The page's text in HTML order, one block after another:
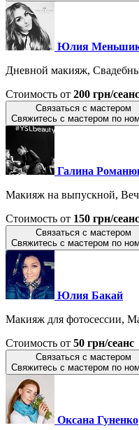
Юлия
Дневной макияж,
Стоимость от 200 грн/сеанс
Связаться с мастером
Свяжитесь с мастером по
Галина
Макияж на выпускной,
Стоимость от 150 грн/сеанс
Связаться с мастером
Свяжитесь с мастером по
Юлия Бакай
Макияж для фотосессии,
Стоимость от 50 грн/сеанс
Связаться с мастером
Свяжитесь с мастером по
Оксана Гуненко